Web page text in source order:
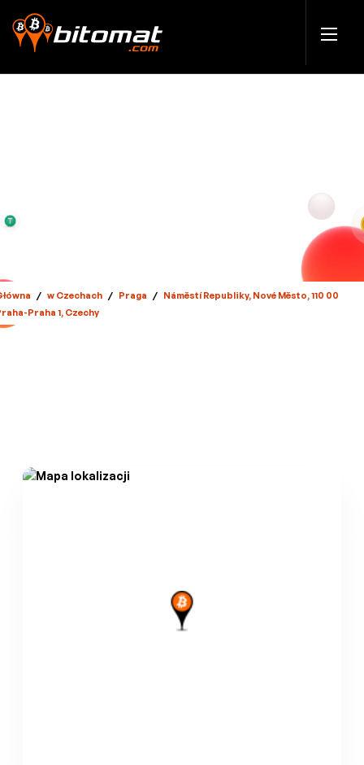
/ w Czechach / Praga / Náměstí Republiky, Nové Město, 110 00
Praha 1, Czechy